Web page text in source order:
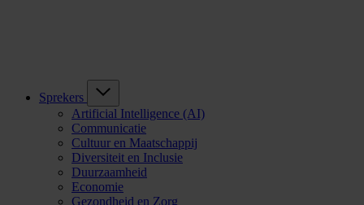
Sprekers
Artificial Intelligence (AI)
Communicatie
Cultuur en Maatschappij
Diversiteit en Inclusie
Duurzaamheid
Economie
Gezondheid en Zorg